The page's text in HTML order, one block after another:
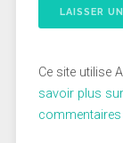
Ce site utilise
savoir plus